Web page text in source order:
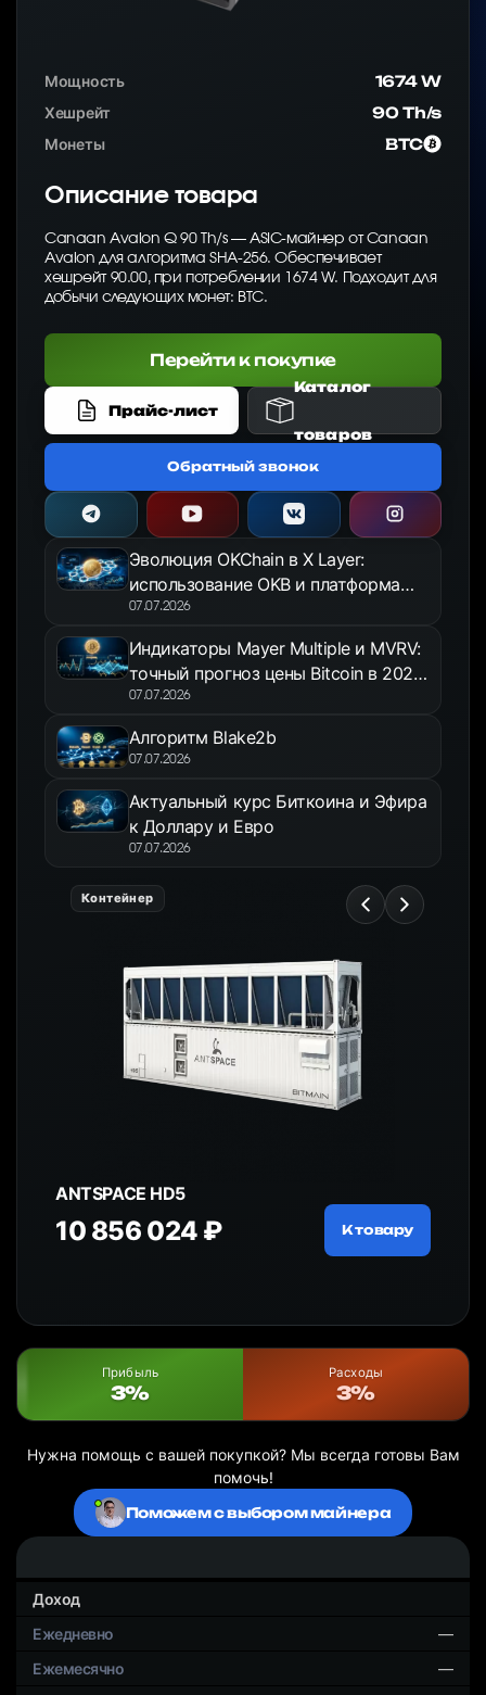
Мощность
1674 W
Хешрейт
90 Th/s
Монеты
BTC
Описание товара
Canaan Avalon Q 90 Th/s — ASIC-майнер от Canaan
Avalon для алгоритма SHA-256. Обеспечивает
хешрейт 90.00, при потреблении 1674 W. Подходит для
добычи следующих монет: BTC.
Перейти к покупке
Прайс-лист
Каталог
товаров
Обратный звонок
Эволюция OKChain в X Layer:
использование OKB и платформа
OKX Jumpstart в 2026 году
07.07.2026
Индикаторы Mayer Multiple и MVRV:
точный прогноз цены Bitcoin в 2026
году
07.07.2026
Алгоритм Blake2b
07.07.2026
Актуальный курс Биткоина и Эфира
к Доллару и Евро
07.07.2026
Контейнер
ANTSPACE HD5
10 856 024 ₽ К товару
Прибыль
3%
Расходы
3%
Нужна помощь с вашей покупкой? Мы всегда готовы Вам
помочь!
Поможем с выбором майнера
Доход
—
—